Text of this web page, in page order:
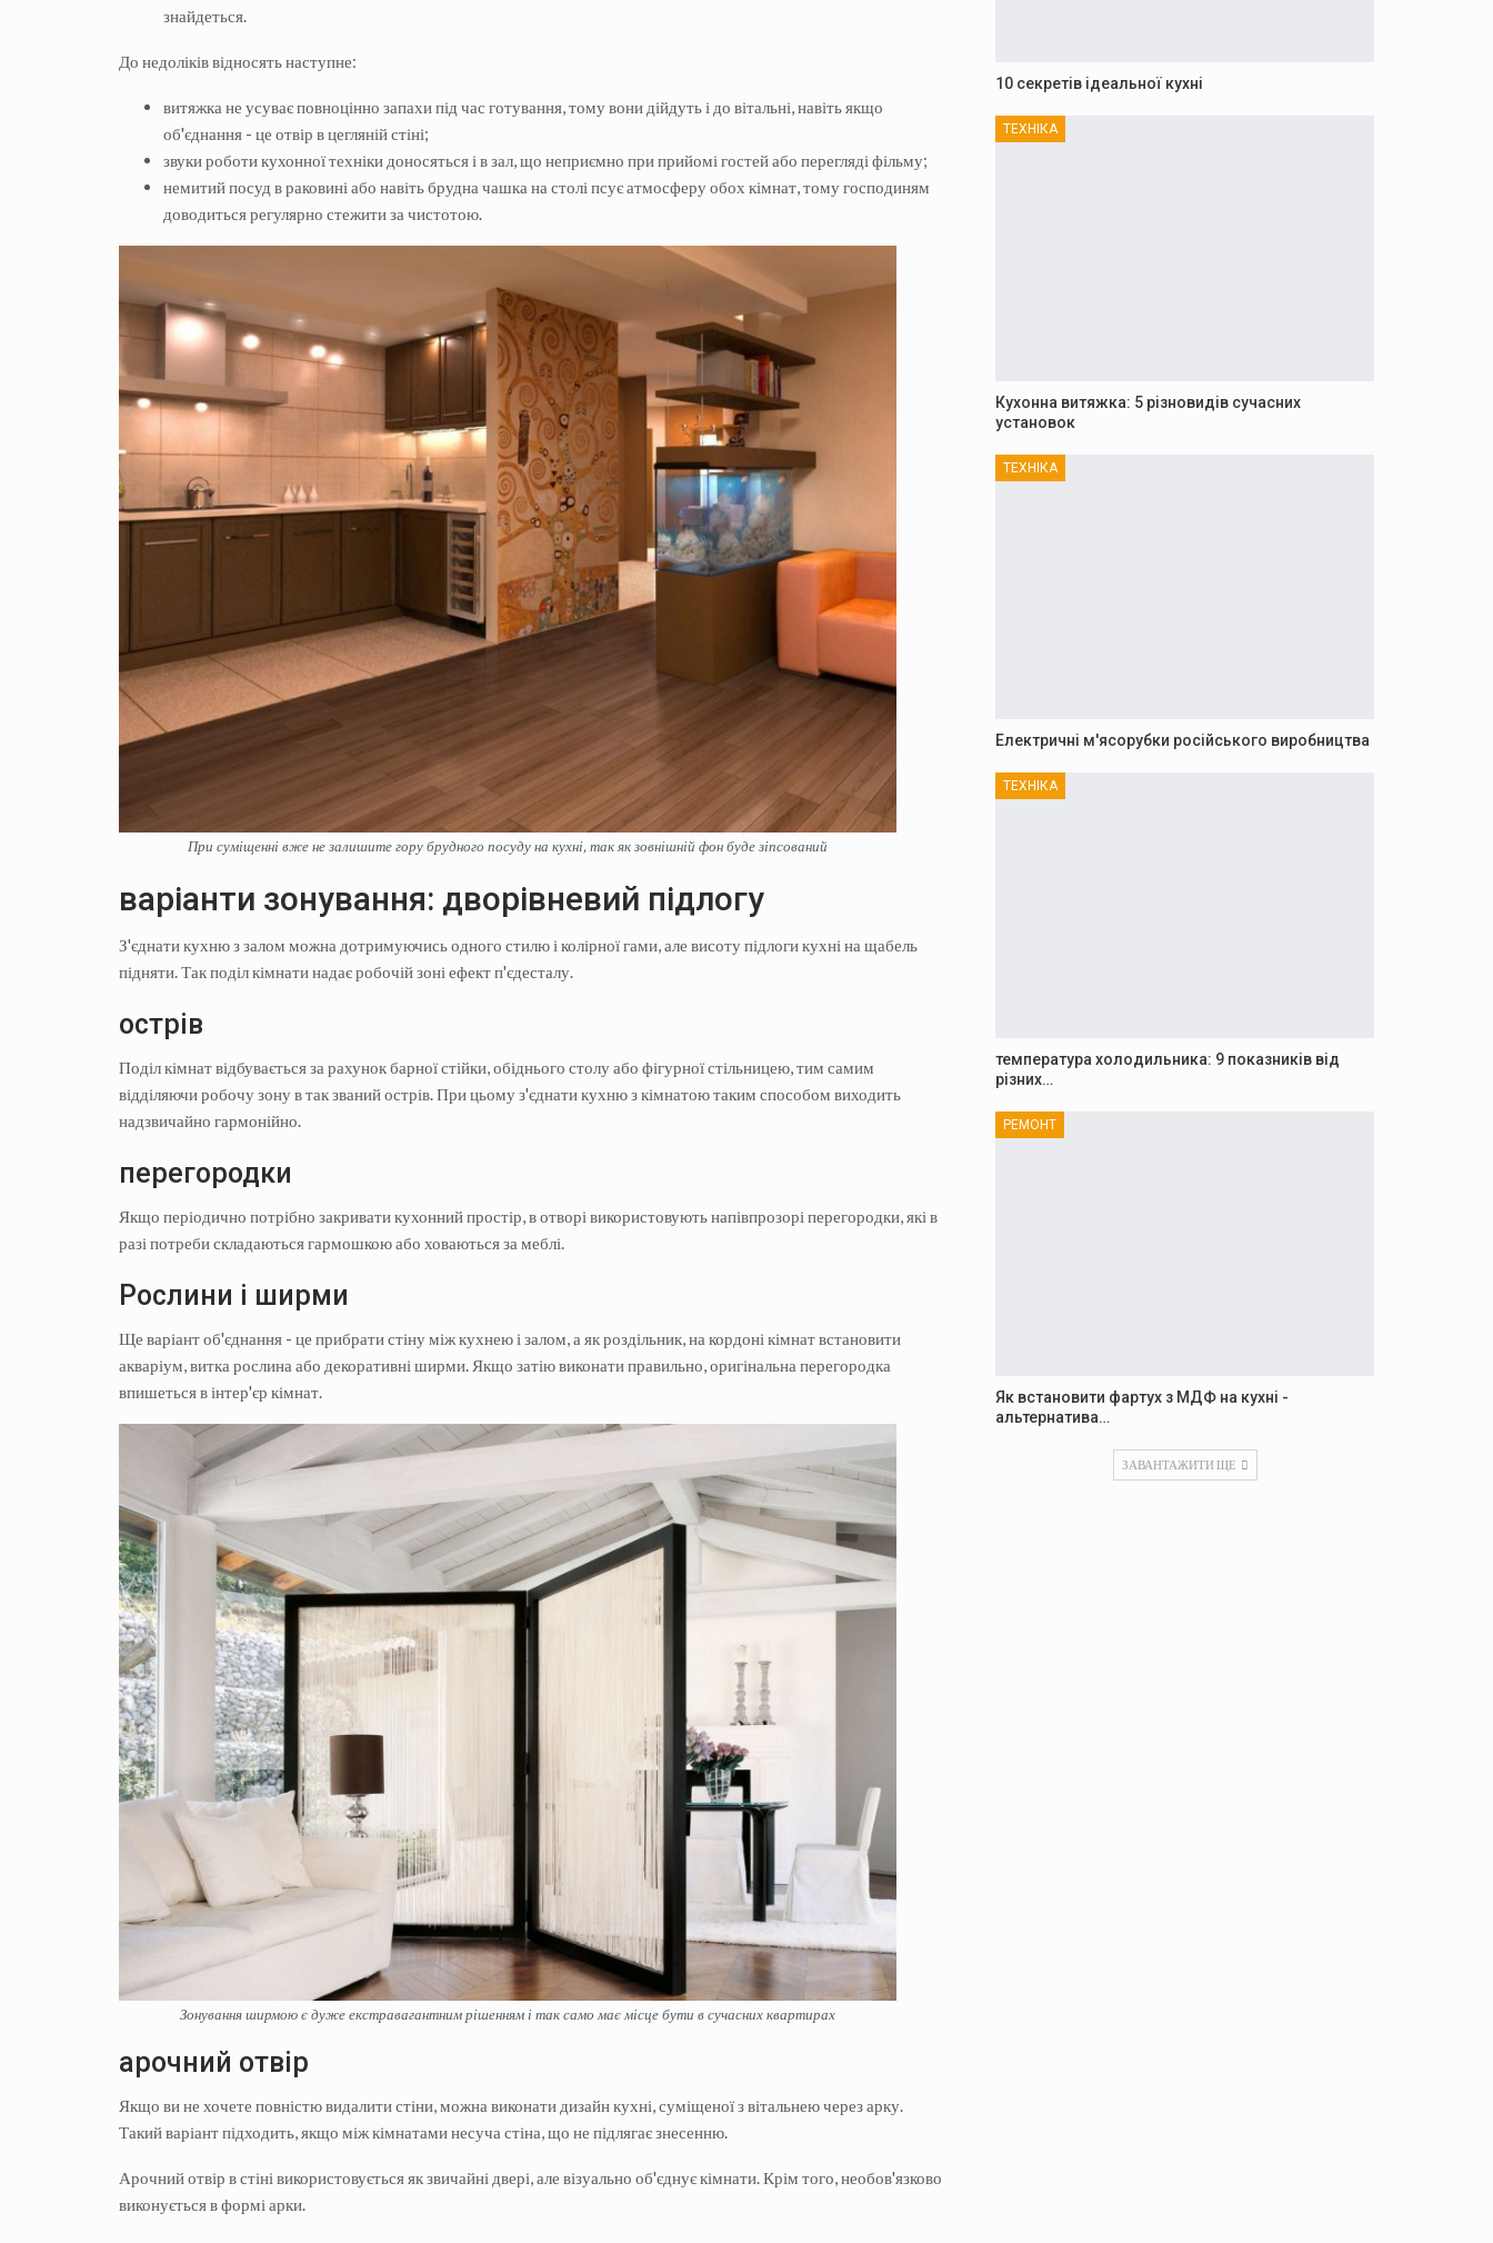
знайдеться.
До недоліків відносять наступне:
витяжка не усуває повноцінно запахи під час готування, тому вони дійдуть і до вітальні, навіть якщо
об'єднання - це отвір в цегляній стіні;
звуки роботи кухонної техніки доносяться і в зал, що неприємно при прийомі гостей або перегляді фільму;
немитий посуд в раковині або навіть брудна чашка на столі псує атмосферу обох кімнат, тому господиням
доводиться регулярно стежити за чистотою.
При суміщенні вже не залишите гору брудного посуду на кухні, так як зовнішній фон буде зіпсований
варіанти зонування: дворівневий підлогу
З'єднати кухню з залом можна дотримуючись одного стилю і колірної гами, але висоту підлоги кухні на щабель
підняти. Так поділ кімнати надає робочій зоні ефект п'єдесталу.
острів
Поділ кімнат відбувається за рахунок барної стійки, обіднього столу або фігурної стільницею, тим самим
відділяючи робочу зону в так званий острів. При цьому з'єднати кухню з кімнатою таким способом виходить
надзвичайно гармонійно.
перегородки
Якщо періодично потрібно закривати кухонний простір, в отворі використовують напівпрозорі перегородки, які в
разі потреби складаються гармошкою або ховаються за меблі.
Рослини і ширми
Ще варіант об'єднання - це прибрати стіну між кухнею і залом, а як роздільник, на кордоні кімнат встановити
акваріум, витка рослина або декоративні ширми. Якщо затію виконати правильно, оригінальна перегородка
впишеться в інтер'єр кімнат.
Зонування ширмою є дуже екстравагантним рішенням і так само має місце бути в сучасних квартирах
арочний отвір
Якщо ви не хочете повністю видалити стіни, можна виконати дизайн кухні, суміщеної з вітальнею через арку.
Такий варіант підходить, якщо між кімнатами несуча стіна, що не підлягає знесенню.
Арочний отвір в стіні використовується як звичайні двері, але візуально об'єднує кімнати. Крім того, необов'язково
виконується в формі арки.
10 секретів ідеальної кухні
ТЕХНІКА
Кухонна витяжка: 5 різновидів сучасних
установок
ТЕХНІКА
Електричні м'ясорубки російського виробництва
ТЕХНІКА
температура холодильника: 9 показників від
різних…
РЕМОНТ
Як встановити фартух з МДФ на кухні -
альтернатива…
ЗАВАНТАЖИТИ ЩЕ